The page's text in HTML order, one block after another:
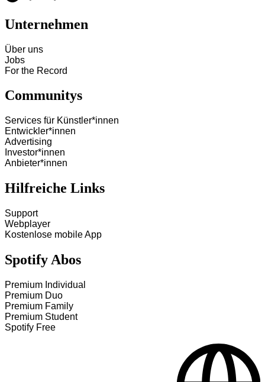
Unternehmen
Über uns
Jobs
For the Record
Communitys
Services für Künstler*innen
Entwickler*innen
Advertising
Investor*innen
Anbieter*innen
Hilfreiche Links
Support
Webplayer
Kostenlose mobile App
Spotify Abos
Premium Individual
Premium Duo
Premium Family
Premium Student
Spotify Free